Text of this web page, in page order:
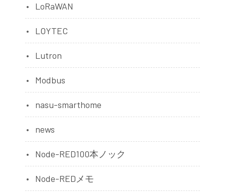
LoRaWAN
LOYTEC
Lutron
Modbus
nasu-smarthome
news
Node-RED100本ノック
Node-REDメモ